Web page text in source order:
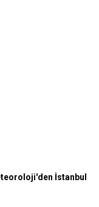
İstanbul